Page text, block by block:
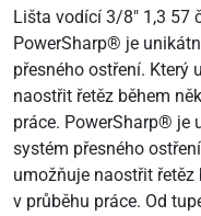
Lišta vodící 3/8" 1,3 57
PowerSharp® je
přesného ostření. Který
naostřit řetěz během
práce. PowerSharp® je
systém přesného
umožňuje naostřit
v průběhu práce. Od